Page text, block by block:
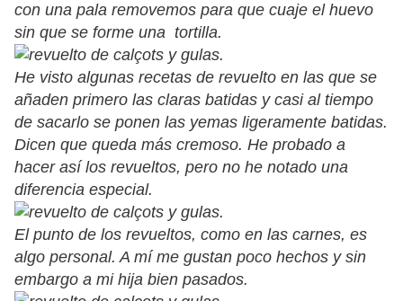
con una pala removemos para que cuaje el huevo
sin que se forme una tortilla.
He visto algunas recetas de revuelto en las que se
añaden primero las claras batidas y casi al tiempo
de sacarlo se ponen las yemas ligeramente batidas.
Dicen que queda más cremoso. He probado a
hacer así los revueltos, pero no he notado una
diferencia especial.
El punto de los revueltos, como en las carnes, es
algo personal. A mí me gustan poco hechos y sin
embargo a mi hija bien pasados.